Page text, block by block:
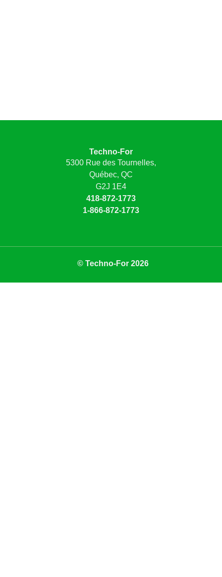
Techno-For
5300 Rue des Tournelles,
Québec, QC
G2J 1E4
418-872-1773
1-866-872-1773
© Techno-For 2026